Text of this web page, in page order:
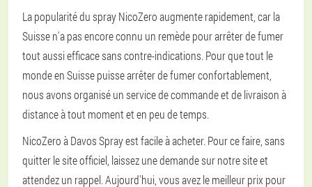
La popularité du spray NicoZero augmente rapidement, car la
Suisse n'a pas encore connu un remède pour arrêter de fumer
tout aussi efficace sans contre-indications. Pour que tout le
monde en Suisse puisse arrêter de fumer confortablement,
nous avons organisé un service de commande et de livraison à
distance à tout moment et en peu de temps.
NicoZero à Davos Spray est facile à acheter. Pour ce faire, sans
quitter le site officiel, laissez une demande sur notre site et
attendez un rappel. Aujourd'hui, vous avez le meilleur prix pour